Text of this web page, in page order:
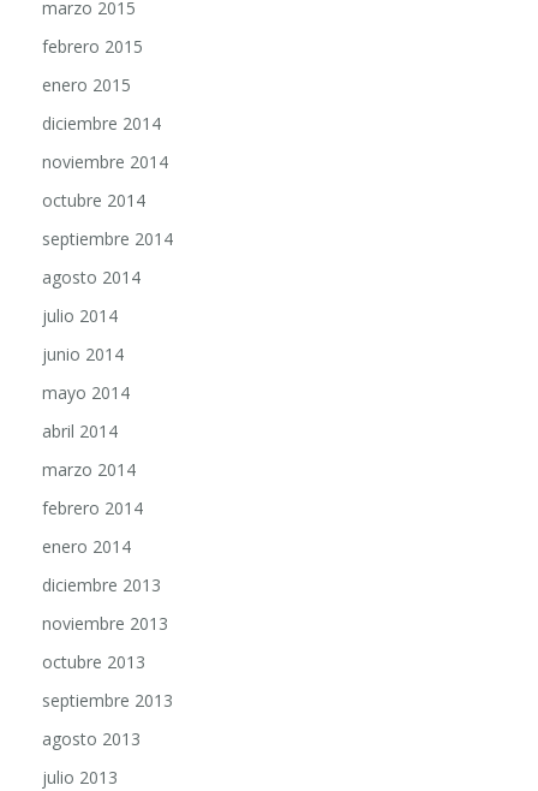
marzo 2015
febrero 2015
enero 2015
diciembre 2014
noviembre 2014
octubre 2014
septiembre 2014
agosto 2014
julio 2014
junio 2014
mayo 2014
abril 2014
marzo 2014
febrero 2014
enero 2014
diciembre 2013
noviembre 2013
octubre 2013
septiembre 2013
agosto 2013
julio 2013